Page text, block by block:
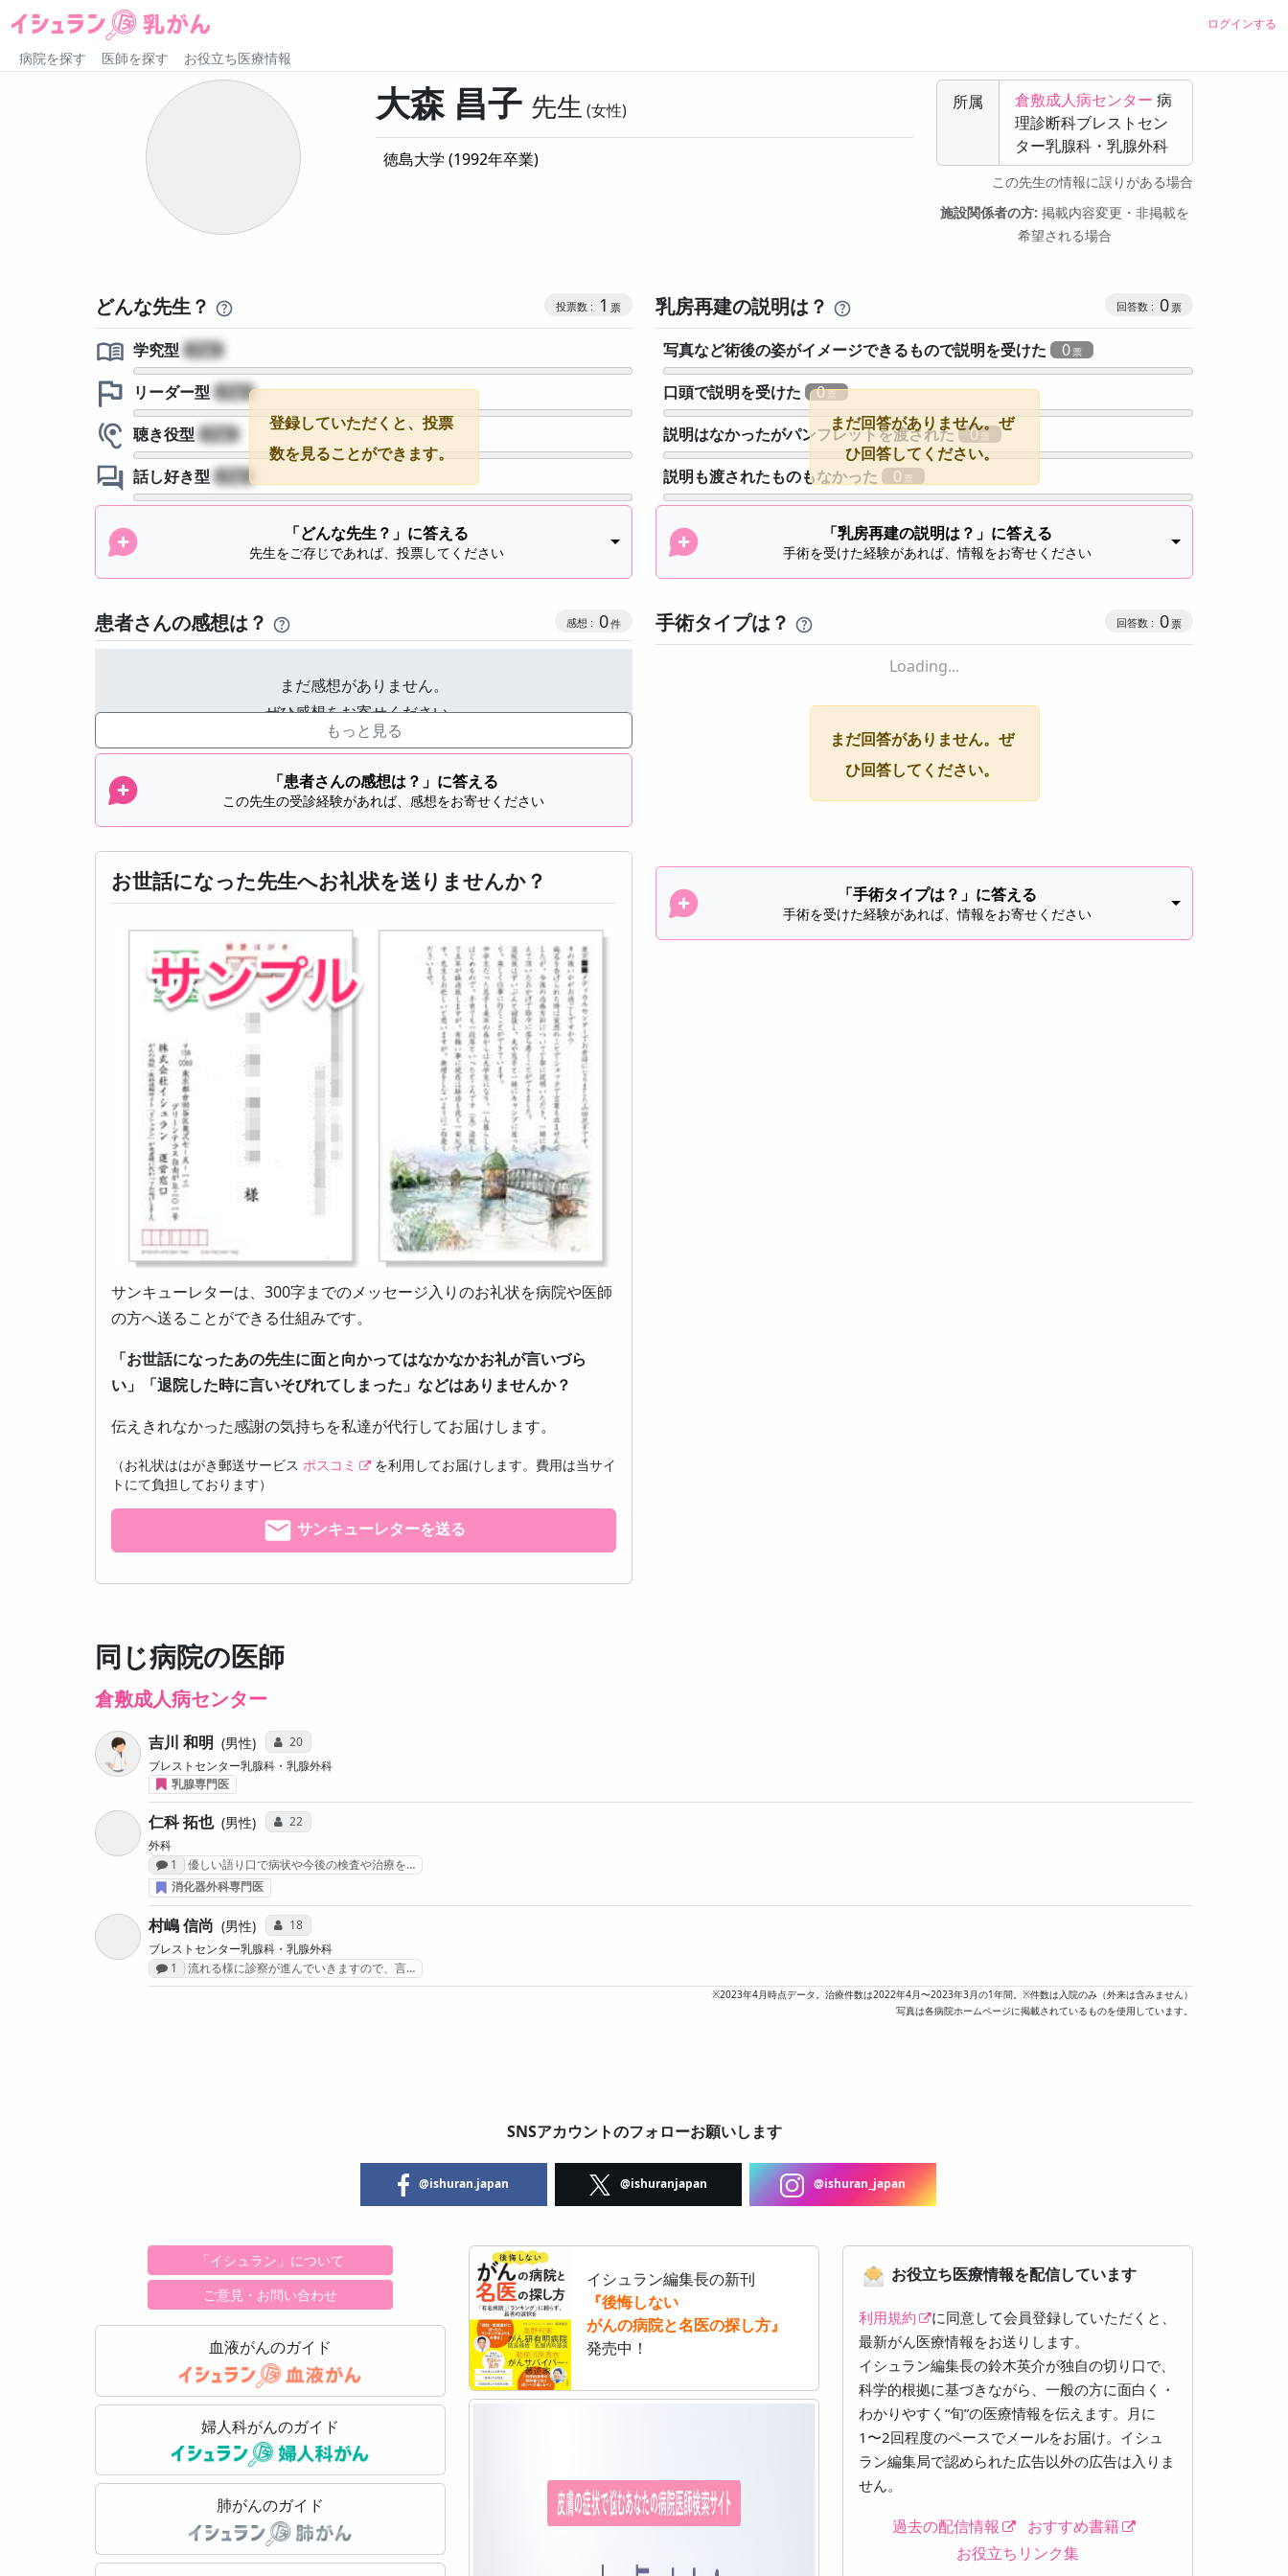
ログインする
病院を探す 医師を探す お役立ち医療情報
大森 昌子 先生 女性
徳島大学 (1992年卒業)
所属 倉敷成人病センター 病
理診断科ブレストセン
ター乳腺科・乳腺外科
この先生の情報に誤りがある場合
施設関係者の方: 掲載内容変更・非掲載を
希望される場合
どんな先生？ コミュニケーション・タイプ投票数
1
学究型
?
リーダー型
?
聴き役型
?
話し好き型
?
「どんな先生？」に答える
先生をご存じであれば、投票してください
登録していただくと、投票
数を見ることができます。
乳房再建の説明は？ 0
写真など術後の姿がイメージできるもので説明を受けた
0
口頭で説明を受けた
0
説明はなかったがパンフレットを渡された
0
説明も渡されたものもなかった
0
「乳房再建の説明は？」に答える
手術を受けた経験があれば、情報をお寄せください
まだ回答がありません。ぜ
ひ回答してください。
手術タイプは？ 0
Loading...
「手術タイプは？」に答える
手術を受けた経験があれば、情報をお寄せください
まだ回答がありません。ぜ
ひ回答してください。
患者さんの感想は？ 感想投稿数
0
まだ感想がありません。
ぜひ感想をお寄せください。
もっと見る
「患者さんの感想は？」に答える
この先生の受診経験があれば、感想をお寄せください
お世話になった先生へお礼状を送りませんか？
サンキューレターは、300字までのメッセージ入りのお礼状を病院や医師
の方へ送ることができる仕組みです。
「お世話になったあの先生に面と向かってはなかなかお礼が言いづら
い」「退院した時に言いそびれてしまった」などはありませんか？
伝えきれなかった感謝の気持ちを私達が代行してお届けします。
（お礼状ははがき郵送サービス ポスコミ
を利用してお届けします。費用は当サイ
トにて負担しております）
サンキューレターを送る
同じ病院の医師
倉敷成人病センター
吉川 和明 男性 コミュニケーション・タイプ投票数
20
ブレストセンター乳腺科・乳腺外科
乳腺専門医
仁科 拓也 男性 コミュニケーション・タイプ投票数
22
外科
感想投稿数
1
優しい語り口で病状や今後の検査や治療を…
消化器外科専門医
村嶋 信尚 男性 コミュニケーション・タイプ投票数
18
ブレストセンター乳腺科・乳腺外科
感想投稿数
1 流れる様に診察が進んでいきますので、言…
※2023年4月時点データ。治療件数は2022年4月〜2023年3月の1年間。※件数は入院のみ（外来は含みません）
写真は各病院ホームページに掲載されているものを使用しています。
SNSアカウントのフォローお願いします
@ishuran.japan @ishuranjapan @ishuran_japan
お役立ち医療情報を配信しています
利用規約
に同意して会員登録していただくと、
最新がん医療情報をお送りします。
イシュラン編集長の鈴木英介が独自の切り口で、
科学的根拠に基づきながら、一般の方に面白く・
わかりやすく“旬”の医療情報を伝えます。月に
1〜2回程度のペースでメールをお届け。イシュ
ラン編集局で認められた広告以外の広告は入りま
せん。
過去の配信情報
おすすめ書籍
お役立ちリンク集
「イシュラン」について
ご意見・お問い合わせ
血液がんのガイド
婦人科がんのガイド
肺がんのガイド
イシュラン編集長の新刊
『後悔しない
がんの病院と名医の探し方』
発売中！